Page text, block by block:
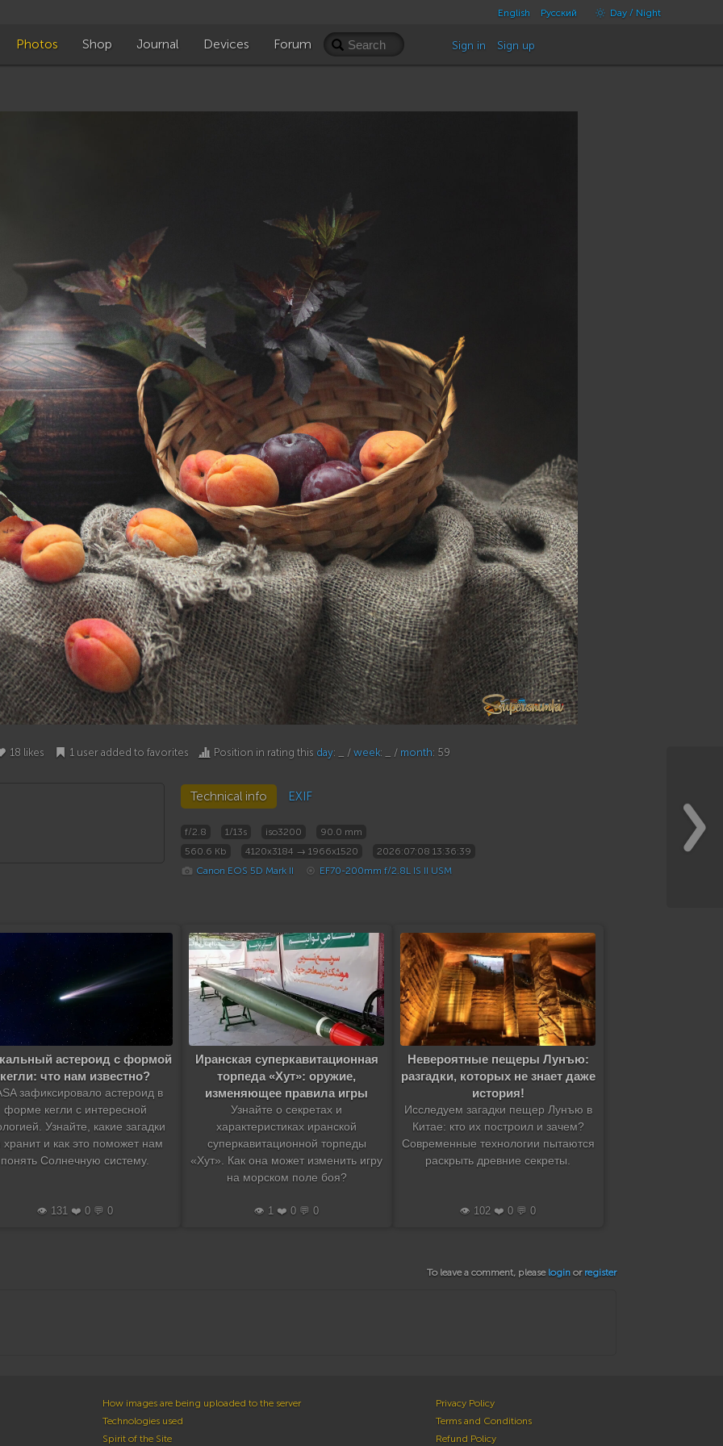
English Русский Day / Night
Photos Shop Journal Devices Forum Sign in Sign up
18 likes 1 user added to favorites Position in rating this day: _ / week: _ / month: 59
Technical info EXIF
f/2.8 1/13s iso3200
90.0 mm
560.6 Kb
4120x3184 → 1966x1520
2026:07:08 13:36:39
Canon EOS 5D Mark II
EF70-200mm f/2.8L IS II USM
астероид с формой
кегли: что нам известно?
зафиксировало астероид в
форме кегли с интересной
Узнайте, какие загадки
хранит и как это поможет нам
понять Солнечную систему.
👁️ 131 ❤️ 0 💬 0
Иранская суперкавитационная
торпеда «Хут»: оружие,
изменяющее правила игры
Узнайте о секретах и
характеристиках иранской
суперкавитационной торпеды
«Хут». Как она может изменить игру
на морском поле боя?
👁️ 1 ❤️ 0 💬 0
Невероятные пещеры Лунъю:
разгадки, которых не знает даже
история!
Исследуем загадки пещер Лунъю в
Китае: кто их построил и зачем?
Современные технологии пытаются
раскрыть древние секреты.
👁️ 102 ❤️ 0 💬 0
To leave a comment, please login or register
How images are being uploaded to the server
Technologies used
Spirit of the Site
Privacy Policy
Terms and Conditions
Refund Policy